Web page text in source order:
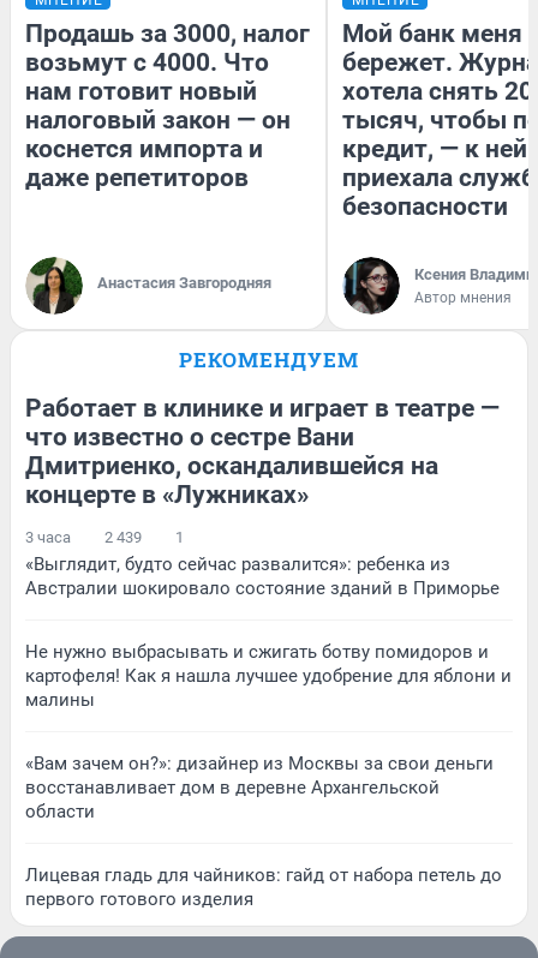
Продашь за 3000, налог
возьмут с 4000. Что
нам готовит новый
налоговый закон — он
коснется импорта и
даже репетиторов
Анастасия Завгородняя
Мой банк меня
бережет.
хотела снять
тысяч, чтобы
кредит, — к
приехала
безопасности
Ксения
Автор мнения
РЕКОМЕНДУЕМ
Работает в клинике и играет в театре —
что известно о сестре Вани
Дмитриенко, оскандалившейся на
концерте в «Лужниках»
3 часа 2 439 1
«Выглядит, будто сейчас развалится»: ребенка из
Австралии шокировало состояние зданий в Приморье
Не нужно выбрасывать и сжигать ботву помидоров и
картофеля! Как я нашла лучшее удобрение для яблони и
малины
«Вам зачем он?»: дизайнер из Москвы за свои деньги
восстанавливает дом в деревне Архангельской
области
Лицевая гладь для чайников: гайд от набора петель до
первого готового изделия